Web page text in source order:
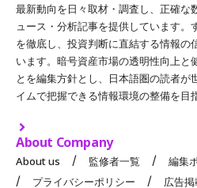
最新動向を日々取材・調査し、正確な
ュース・分析記事を提供しています。
を徹底し、投資判断に直結する情報の
います。暗号資産市場の透明性向上と
とを編集方針とし、日本語圏の読者が
イムで把握できる情報環境の整備を目
About Company
About us 監修者一覧
編集
プライバシーポリシー
広告